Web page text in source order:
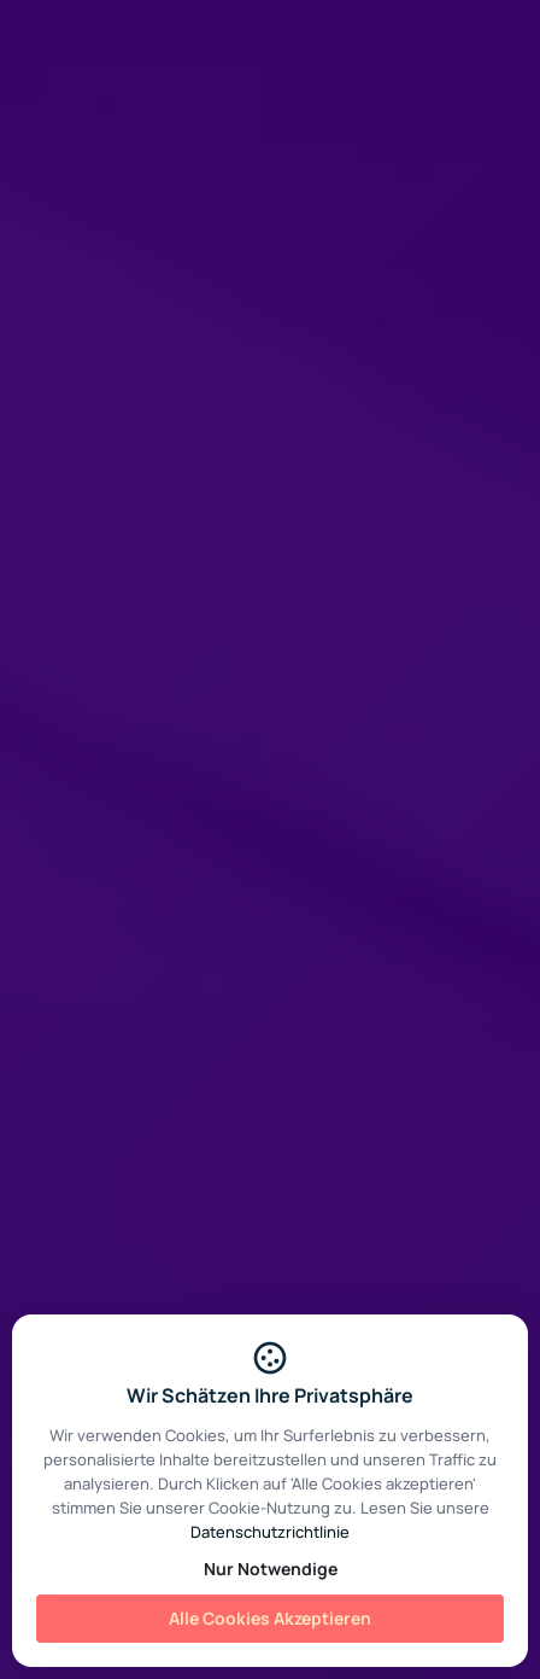
Wir Schätzen Ihre Privatsphäre
Wir verwenden Cookies, um Ihr Surferlebnis zu verbessern,
personalisierte Inhalte bereitzustellen und unseren Traffic zu
analysieren. Durch Klicken auf 'Alle Cookies akzeptieren'
stimmen Sie unserer Cookie-Nutzung zu. Lesen Sie unsere
Datenschutzrichtlinie
Nur Notwendige
Alle Cookies Akzeptieren